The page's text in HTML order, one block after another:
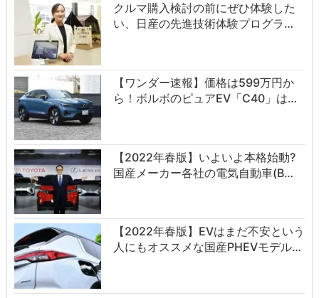
クルマ購入検討の前にぜひ体験した
い、日産の先進技術体験プログラ…
【ワンダー速報】価格は599万円か
ら！ボルボのピュアEV「C40」は…
【2022年春版】いよいよ本格始動?
国産メーカー各社の電気自動車(B…
【2022年春版】EVはまだ不安という
人にもオススメな国産PHEVモデル…